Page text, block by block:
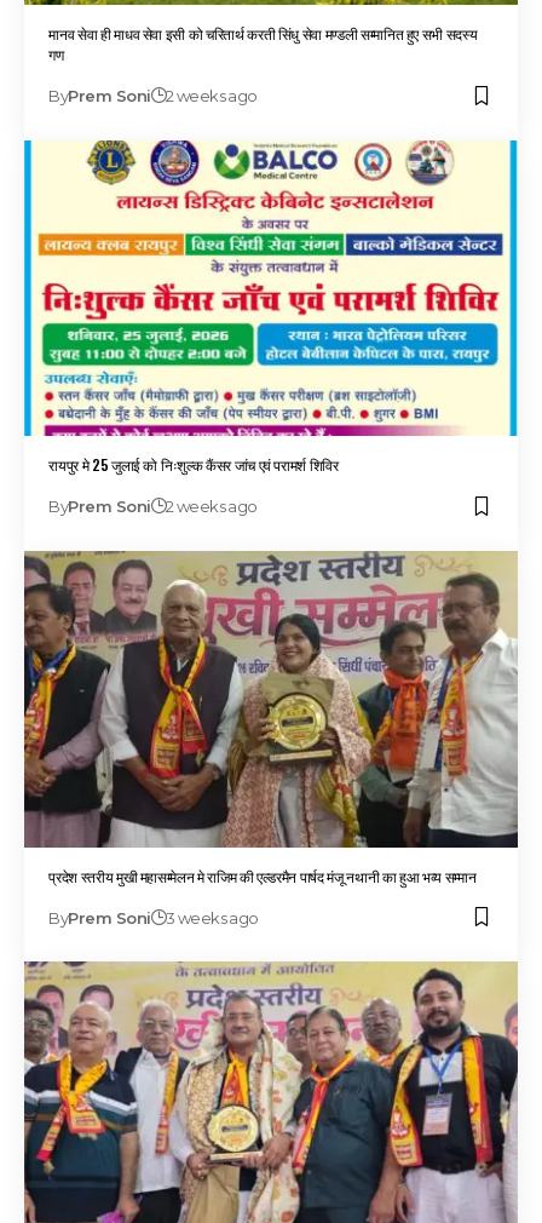
मानव सेवा ही माधव सेवा इसी को चरितार्थ करती सिंधु सेवा मण्डली सम्मानित हुए सभी सदस्य
गण
ByPrem Soni 2 weeks ago
रायपुर मे 25 जुलाई को निःशुल्क कैंसर जांच एवं परामर्श शिविर
ByPrem Soni 2 weeks ago
प्रदेश स्तरीय मुखी महासम्मेलन मे राजिम की एल्डरमैन पार्षद मंजू नथानी का हुआ भव्य सम्मान
ByPrem Soni 3 weeks ago